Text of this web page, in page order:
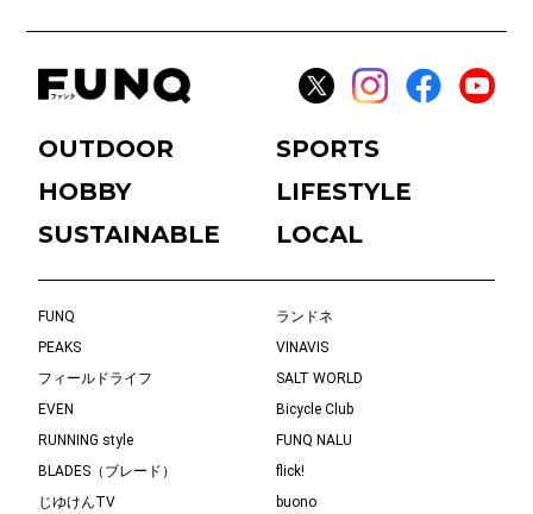
OUTDOOR
SPORTS
HOBBY
LIFESTYLE
SUSTAINABLE
LOCAL
FUNQ
ランドネ
PEAKS
VINAVIS
フィールドライフ
SALT WORLD
EVEN
Bicycle Club
RUNNING style
FUNQ NALU
BLADES（ブレード）
flick!
じゆけんTV
buono